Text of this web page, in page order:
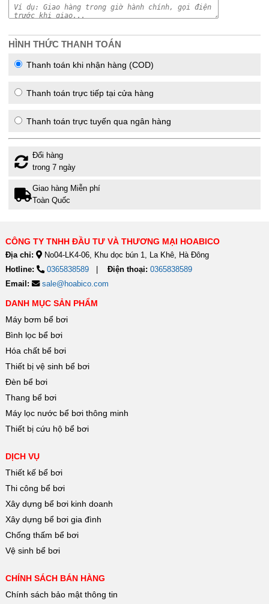
HÌNH THỨC THANH TOÁN
Thanh toán khi nhận hàng (COD)
Thanh toán trực tiếp tại cửa hàng
Thanh toán trực tuyến qua ngân hàng
Đổi hàng
trong 7 ngày
Giao hàng Miễn phí
Toàn Quốc
CÔNG TY TNHH ĐẦU TƯ VÀ THƯƠNG MẠI HOABICO
Địa chỉ:
No04-LK4-06, Khu dọc bún 1, La Khê, Hà Đông
Hotline:
0365838589 Điện thoại: 0365838589
Email:
sale@hoabico.com
DANH MỤC SẢN PHẨM
Máy bơm bể bơi
Bình lọc bể bơi
Hóa chất bể bơi
Thiết bị vệ sinh bể bơi
Đèn bể bơi
Thang bể bơi
Máy lọc nước bể bơi thông minh
Thiết bị cứu hộ bể bơi
DỊCH VỤ
Thiết kế bể bơi
Thi công bể bơi
Xây dựng bể bơi kinh doanh
Xây dựng bể bơi gia đình
Chống thấm bể bơi
Vệ sinh bể bơi
CHÍNH SÁCH BÁN HÀNG
Chính sách bảo mật thông tin